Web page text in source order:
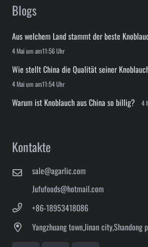
Blogs
Aus welchem ​​Land stammt der beste
4 Mai um am11:56 Uhr
Wie stellt China die Qualität seiner
4 Mai um am11:54 Uhr
Warum ist Knoblauch aus China so billig? 4
Kontakte
sale@agarlic.com
Jufufoods@hotmail.com
+86-18953418086
Yangzhuang town,Jinan city,Shandong